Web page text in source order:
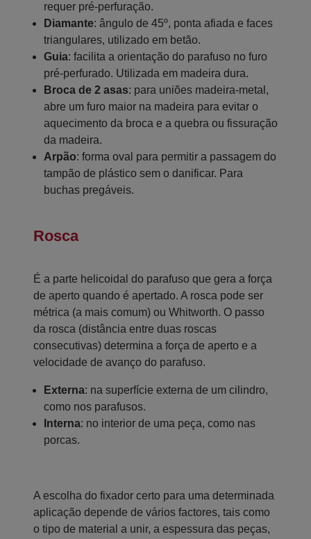
requer pré-perfuração.
Diamante: ângulo de 45º, ponta afiada e faces
triangulares, utilizado em betão.
Guia: facilita a orientação do parafuso no furo
pré-perfurado. Utilizada em madeira dura.
Broca de 2 asas: para uniões madeira-metal,
abre um furo maior na madeira para evitar o
aquecimento da broca e a quebra ou fissuração
da madeira.
Arpão: forma oval para permitir a passagem do
tampão de plástico sem o danificar. Para
buchas pregáveis.
Rosca
É a parte helicoidal do parafuso que gera a força
de aperto quando é apertado. A rosca pode ser
métrica (a mais comum) ou Whitworth. O passo
da rosca (distância entre duas roscas
consecutivas) determina a força de aperto e a
velocidade de avanço do parafuso.
Externa: na superfície externa de um cilindro,
como nos parafusos.
Interna: no interior de uma peça, como nas
porcas.
A escolha do fixador certo para uma determinada
aplicação depende de vários factores, tais como
o tipo de material a unir, a espessura das peças,